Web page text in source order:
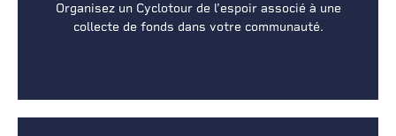
Organisez un Cyclotour de l’espoir associé à une
collecte de fonds dans votre communauté.